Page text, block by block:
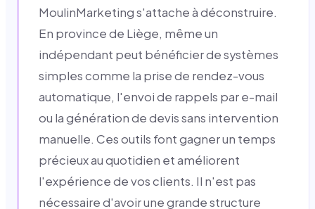
MoulinMarketing s'attache à déconstruire.
En province de Liège, même un
indépendant peut bénéficier de systèmes
simples comme la prise de rendez-vous
automatique, l'envoi de rappels par e-mail
ou la génération de devis sans intervention
manuelle. Ces outils font gagner un temps
précieux au quotidien et améliorent
l'expérience de vos clients. Il n'est pas
nécessaire d'avoir une grande structure